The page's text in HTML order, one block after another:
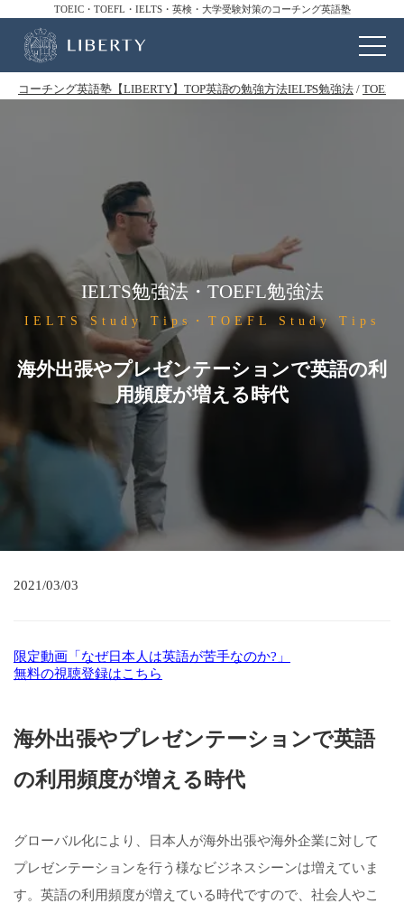
TOEIC・TOEFL・IELTS・英検・大学受験対策のコーチング英語塾
コーチング英語塾【LIBERTY】TOP英語の勉強方法IELTS勉強法 / TOEFL
IELTS勉強法・TOEFL勉強法
IELTS Study Tips・TOEFL Study Tips
海外出張やプレゼンテーションで英語の利
用頻度が増える時代
2021/03/03
限定動画「なぜ日本人は英語が苦手なのか?」
無料の視聴登録はこちら
海外出張やプレゼンテーションで英語
の利用頻度が増える時代
グローバル化により、日本人が海外出張や海外企業に対して
プレゼンテーションを行う様なビジネスシーンは増えていま
す。英語の利用頻度が増えている時代ですので、社会人やこ